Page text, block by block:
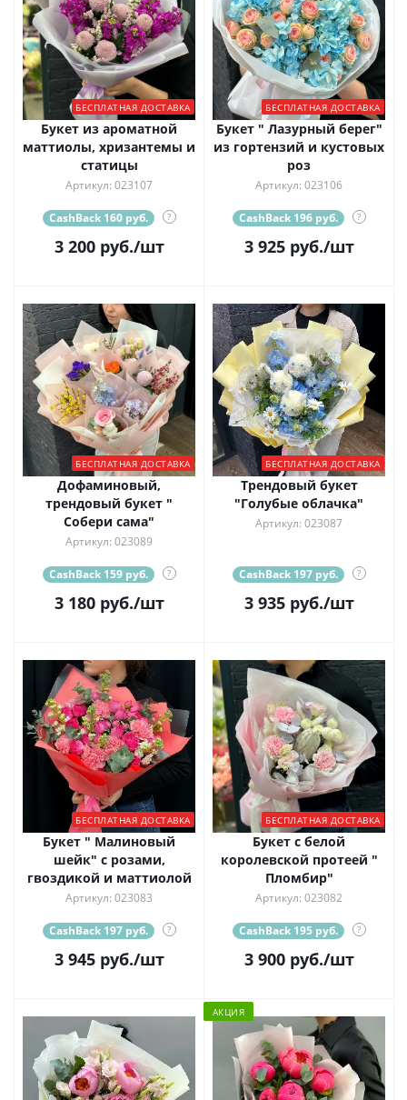
БЕСПЛАТНАЯ ДОСТАВКА
Букет из ароматной
маттиолы, хризантемы и
статицы
Артикул: 023107
CashBack 160 руб. ?
3 200руб./шт
БЕСПЛАТНАЯ ДОСТАВКА
Букет " Лазурный берег"
из гортензий и кустовых
роз
Артикул: 023106
CashBack 196 руб. ?
3 925руб./шт
БЕСПЛАТНАЯ ДОСТАВКА
Дофаминовый,
трендовый букет "
Собери сама"
Артикул: 023089
CashBack 159 руб. ?
3 180руб./шт
БЕСПЛАТНАЯ ДОСТАВКА
Трендовый букет
"Голубые облачка"
Артикул: 023087
CashBack 197 руб. ?
3 935руб./шт
БЕСПЛАТНАЯ ДОСТАВКА
Букет " Малиновый
шейк" с розами,
гвоздикой и маттиолой
Артикул: 023083
CashBack 197 руб. ?
3 945руб./шт
БЕСПЛАТНАЯ ДОСТАВКА
Букет с белой
королевской протеей "
Пломбир"
Артикул: 023082
CashBack 195 руб. ?
3 900руб./шт
АКЦИЯ